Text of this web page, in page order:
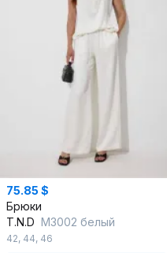
75.85 $
Брюки
T.N.D М3002 белый
42, 44, 46